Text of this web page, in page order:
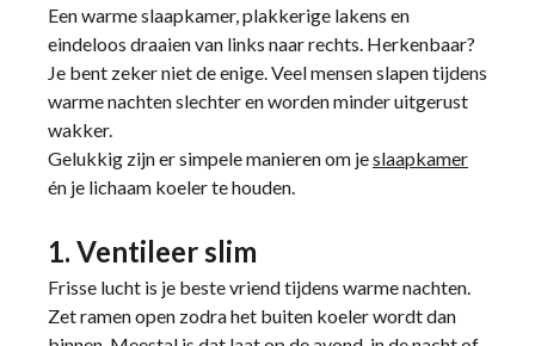
Een warme slaapkamer, plakkerige lakens en
eindeloos draaien van links naar rechts. Herkenbaar?
Je bent zeker niet de enige. Veel mensen slapen tijdens
warme nachten slechter en worden minder uitgerust
wakker.
Gelukkig zijn er simpele manieren om jeslaapkamer
én je lichaam koeler te houden.
1. Ventileer slim
Frisse lucht is je beste vriend tijdens warme nachten.
Zet ramen open zodra het buiten koeler wordt dan